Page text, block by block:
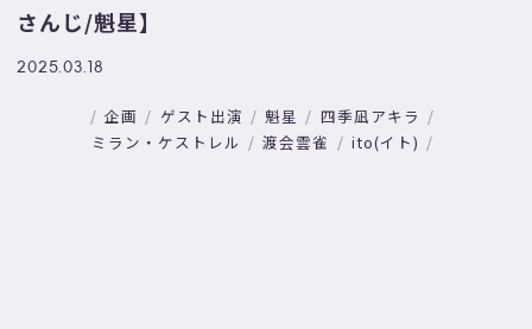
さんじ/魁星】
2025.03.18
企画 ゲスト出演 魁星
四季凪アキラ
ミラン・ケストレル
渡会雲雀 ito(イト)